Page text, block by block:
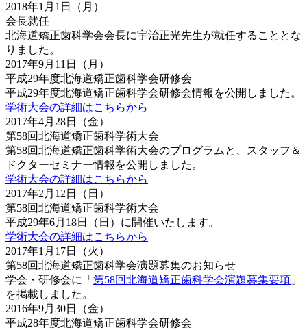
2018年1月1日（月）
会長就任
北海道矯正歯科学会会長に宇治正光先生が就任することとな
りました。
2017年9月11日（月）
平成29年度北海道矯正歯科学会研修会
平成29年度北海道矯正歯科学会研修会情報を公開しました。
学術大会の詳細はこちらから
2017年4月28日（金）
第58回北海道矯正歯科学術大会
第58回北海道矯正歯科学術大会のプログラムと、スタッフ＆
ドクターセミナー情報を公開しました。
学術大会の詳細はこちらから
2017年2月12日（日）
第58回北海道矯正歯科学術大会
平成29年6月18日（日）に開催いたします。
学術大会の詳細はこちらから
2017年1月17日（火）
第58回北海道矯正歯科学会演題募集のお知らせ
学会・研修会に「 第58回北海道矯正歯科学会演題募集要項 」
を掲載しました。
2016年9月30日（金）
平成28年度北海道矯正歯科学会研修会